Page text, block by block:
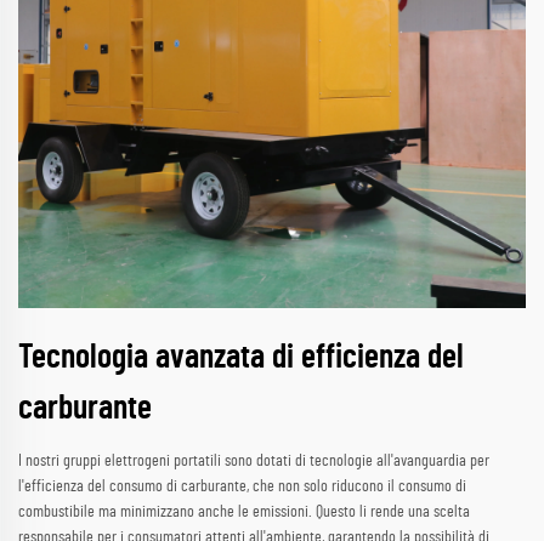
Tecnologia avanzata di efficienza del
carburante
I nostri gruppi elettrogeni portatili sono dotati di tecnologie all'avanguardia per
l'efficienza del consumo di carburante, che non solo riducono il consumo di
combustibile ma minimizzano anche le emissioni. Questo li rende una scelta
responsabile per i consumatori attenti all'ambiente, garantendo la possibilità di